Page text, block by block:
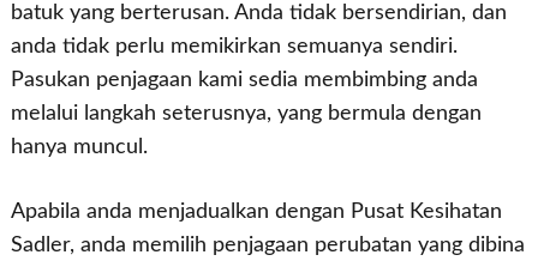
batuk yang berterusan. Anda tidak bersendirian, dan
anda tidak perlu memikirkan semuanya sendiri.
Pasukan penjagaan kami sedia membimbing anda
melalui langkah seterusnya, yang bermula dengan
hanya muncul.
Apabila anda menjadualkan dengan Pusat Kesihatan
Sadler, anda memilih penjagaan perubatan yang dibina